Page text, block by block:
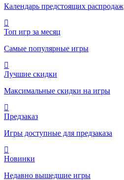
Календарь предстоящих распродаж
Топ игр за месяц
Самые популярные игры
Лучшие скидки
Максимальные скидки на игры
Предзаказ
Игры доступные для предзаказа
Новинки
Недавно вышедшие игры